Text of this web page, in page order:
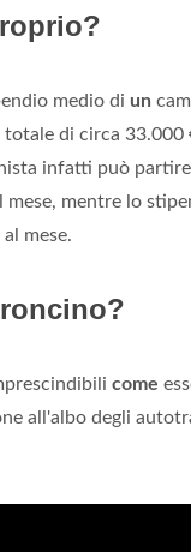
medio di un
totale di circa 33.000
infatti può
mese, mentre lo
mese.
come
all'albo degli